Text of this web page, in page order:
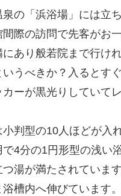
の「浜浴場」には立
間際の訪問で先客がお
あり般若院まで行け
いうべきか？入るとす
ーが黒光りしていて
小判型の10人ほどが入
で4分の1円形型の浅い
湯が満たされていま
浴槽内へ伸びています